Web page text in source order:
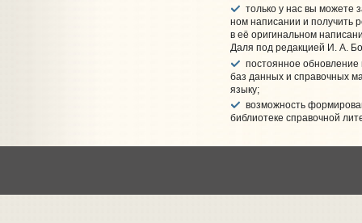
только у нас вы мо­жете
ном на­пи­са­нии и по­лу­чить
в её ори­ги­наль­ном
Даля под ре­дак­цией И. А.
постоянное
баз дан­ных и спра­воч­ных
языку;
возможность
биб­ли­о­те­ке спра­воч­ной